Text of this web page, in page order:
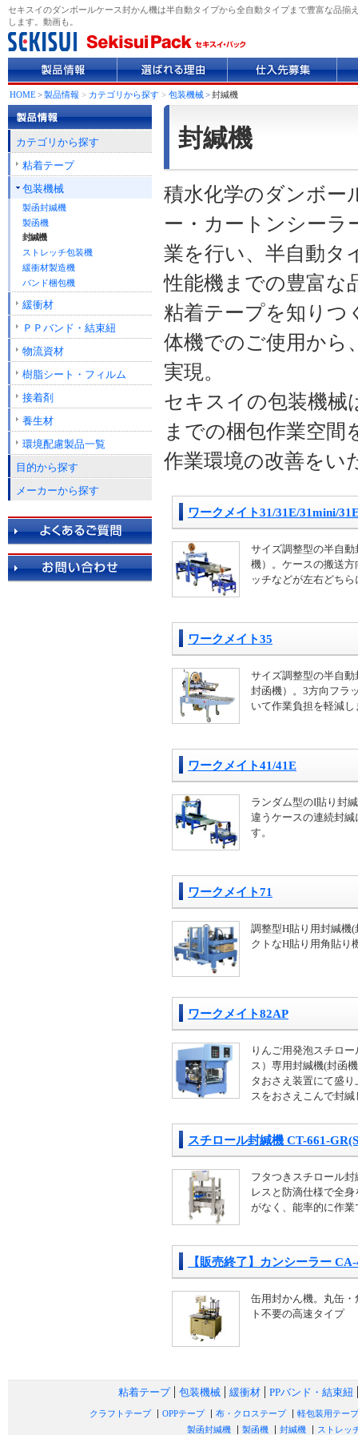
セキスイのダンボールケース封かん機は半自動タイプから全自動タイプまで豊富な品
します。動画も。
品
情
報
ば
れ
理
入
先
集
業
HOME>製品情報 > カテゴリから探す > 包装機械>封緘機
封緘機
積水化学のダンボー
ー・カートンシーラ
業を行い、半自動タ
性能機までの豊富な
粘着テープを知りつ
体機でのご使用から
実現。
セキスイの包装機械
までの梱包作業空間
作業環境の改善をい
ワークメイト31/31E/31mini/
サイズ調整型の半自
機）。ケースの搬送
ッチなどが左右どち
ワークメイト35
サイズ調整型の半自
封函機）。3方向フラ
いて作業負担を軽減し
ワークメイト41/41E
ランダム型のI貼り封
違うケースの連続封
す。
ワークメイト71
調整型H貼り用封緘機
クトなH貼り用角貼り
ワークメイト82AP
りんご用発泡スチロ
ス）専用封緘機(封函
タおさえ装置にて盛
スをおさえこんで封緘
スチロール封緘機 CT-661-
フタつきスチロール
レスと防滴仕様で全
がなく、能率的に作業
【販売終了】カンシーラー
缶用封かん機。丸缶
ト不要の高速タイプ
カテゴリから探す
粘着テープ
包装機械
製函封緘機
製函機
封緘機
ストレッチ包装機
緩衝材製造機
バンド梱包機
緩衝材
ＰＰバンド・結束紐
物流資材
樹脂シート・フィルム
接着剤
養生材
環境配慮製品一覧
目的から探す
メーカーから探す
粘着テープ 包装機械 緩衝材 PPバンド・結束紐
クラフトテープ OPPテープ 布・クロステープ
軽包装用テープ
製函封緘機
製函機 封緘機 ストレッ